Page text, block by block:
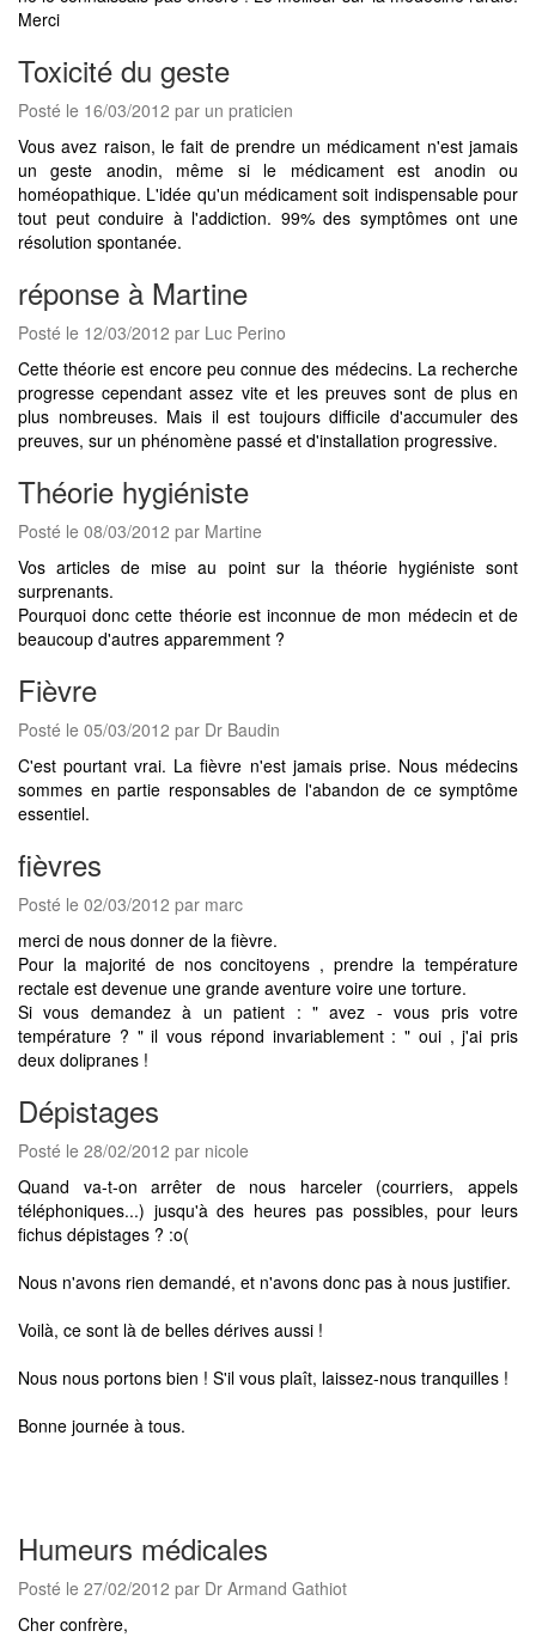
Merci
Toxicité du geste
Posté le 16/03/2012 par un praticien
Vous avez raison, le fait de prendre un médicament n'est jamais
un geste anodin, même si le médicament est anodin ou
homéopathique. L'idée qu'un médicament soit indispensable pour
tout peut conduire à l'addiction. 99% des symptômes ont une
résolution spontanée.
réponse à Martine
Posté le 12/03/2012 par Luc Perino
Cette théorie est encore peu connue des médecins. La recherche
progresse cependant assez vite et les preuves sont de plus en
plus nombreuses. Mais il est toujours difficile d'accumuler des
preuves, sur un phénomène passé et d'installation progressive.
Théorie hygiéniste
Posté le 08/03/2012 par Martine
Vos articles de mise au point sur la théorie hygiéniste sont
surprenants.
Pourquoi donc cette théorie est inconnue de mon médecin et de
beaucoup d'autres apparemment ?
Fièvre
Posté le 05/03/2012 par Dr Baudin
C'est pourtant vrai. La fièvre n'est jamais prise. Nous médecins
sommes en partie responsables de l'abandon de ce symptôme
essentiel.
fièvres
Posté le 02/03/2012 par marc
merci de nous donner de la fièvre.
Pour la majorité de nos concitoyens , prendre la température
rectale est devenue une grande aventure voire une torture.
Si vous demandez à un patient : " avez - vous pris votre
température ? " il vous répond invariablement : " oui , j'ai pris
deux dolipranes !
Dépistages
Posté le 28/02/2012 par nicole
Quand va-t-on arrêter de nous harceler (courriers, appels
téléphoniques...) jusqu'à des heures pas possibles, pour leurs
fichus dépistages ? :o(
Nous n'avons rien demandé, et n'avons donc pas à nous justifier.
Voilà, ce sont là de belles dérives aussi !
Nous nous portons bien ! S'il vous plaît, laissez-nous tranquilles !
Bonne journée à tous.
Humeurs médicales
Posté le 27/02/2012 par Dr Armand Gathiot
Cher confrère,